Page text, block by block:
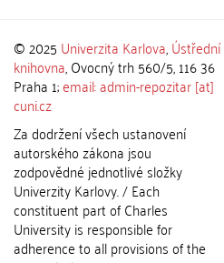
© 2025 Univerzita Karlova,Ústřední
knihovna, Ovocný trh 560/5, 116 36
Praha 1;email: admin-repozitar [at]
cuni.cz
Za dodržení všech ustanovení
autorského zákona jsou
zodpovědné jednotlivé složky
Univerzity Karlovy. / Each
constituent part of Charles
University is responsible for
adherence to all provisions of the